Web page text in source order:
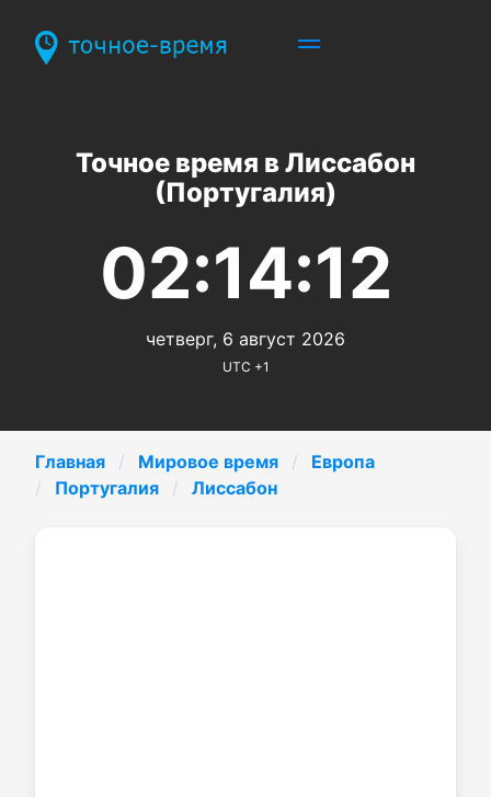
Точное время в Лиссабон
(Португалия)
02:14:12
четверг, 6 август 2026
UTC +1
Главная Мировое время
Европа
Португалия
Лиссабон